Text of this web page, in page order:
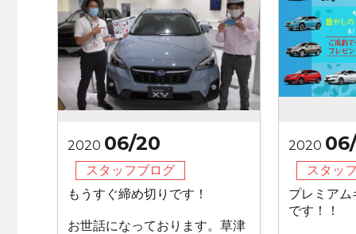
2020 06/20
スタッフブログ
もうすぐ締め切りです！
お世話になっております。草津
2020
スタッ
プレミア
です！！